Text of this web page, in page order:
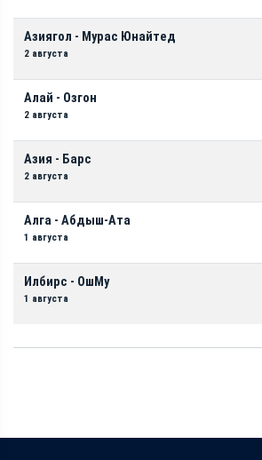
Азиягол - Мурас Юнайтед
2 августа
Алай - Озгон
2 августа
Азия - Барс
2 августа
Алга - Абдыш-Ата
1 августа
Илбирс - ОшМу
1 августа